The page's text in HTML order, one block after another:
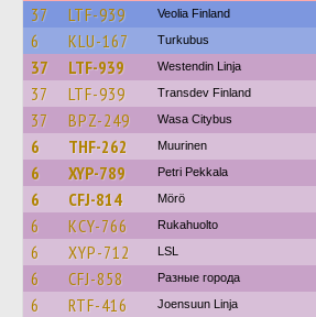
37 LTF-939 Veolia Finland
6 KLU-167 Turkubus
37 LTF-939 Westendin Linja
37 LTF-939 Transdev Finland
37 BPZ-249 Wasa Citybus
6 THF-262 Muurinen
6 XYP-789 Petri Pekkala
6 CFJ-814 Mörö
6 KCY-766 Rukahuolto
6 XYP-712 LSL
6 CFJ-858 Разные города
6 RTF-416 Joensuun Linja